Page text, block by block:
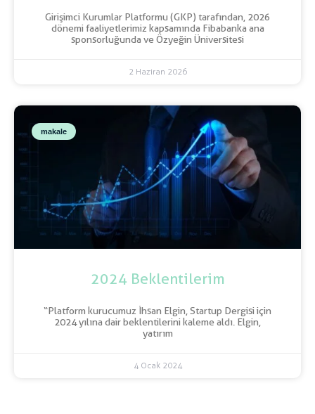
Girişimci Kurumlar Platformu (GKP) tarafından, 2026
dönemi faaliyetlerimiz kapsamında Fibabanka ana
sponsorluğunda ve Özyeğin Üniversitesi
2 Haziran 2026
makale
2024 Beklentilerim
“Platform kurucumuz İhsan Elgin, Startup Dergisi için
2024 yılına dair beklentilerini kaleme aldı. Elgin,
yatırım
4 Ocak 2024